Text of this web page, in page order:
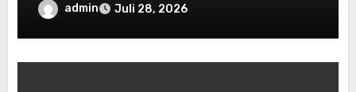
admin Juli 28, 2026